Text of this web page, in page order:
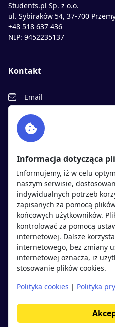
Students.pl Sp. z o.o.
ul. Sybiraków 54, 37-700
+48 518 637 436
NIP: 9452235137
Kontakt
Email
Facebook
Twitter
Kandydaci
Regulamin kandydata
Oferty pracy
Pracodawcy
Opinie o pracodawcach
Blog
Informacja dotycząca
Informujemy, iż w celu
naszym serwisie,
indywidualnych potrzeb
zapisanych za pomocą
końcowych użytkowników.
kontrolować za pomocą
internetowej. Dalsze
internetowego, bez zmiany
internetowej oznacza, iż
stosowanie plików cookies.
Polityka cookies | Polityka